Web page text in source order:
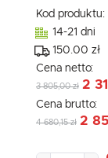
Kod produktu:
14-21 dni
150.00 zł
Cena netto:
3 805,00 zł 2
Cena brutto:
4 680,15 zł 2